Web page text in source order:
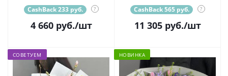
CashBack 233 руб. ?
4 660руб./шт
CashBack 565 руб. ?
11 305руб./шт
СОВЕТУЕМ НОВИНКА